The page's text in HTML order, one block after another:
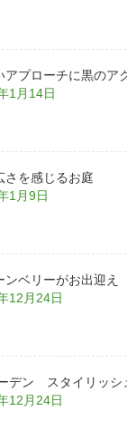
アプローチに黒のア
1月14日
さを感じるお庭
1月9日
ンベリーがお出迎え
12月24日
デン スタイリッ
12月24日